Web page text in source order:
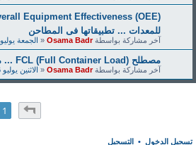
للمعدات ... تطبيقاتها فى المطاحن
آخر مشاركة بواسطةOsama Badr
«الجمعة يوليو 10, 2026 8:06 pm
مصطلح FCL (Full Container Load) ... مجال تصدير الدقيق والسميد
آخر مشاركة بواسطةOsama Badr
«الاثنين يوليو 06, 2026 10:16 pm
237
1
تسجيل الدخول• التسجيل